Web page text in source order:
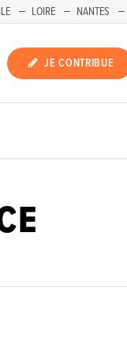
LOIRE NANTES
JE CONTRIBUE